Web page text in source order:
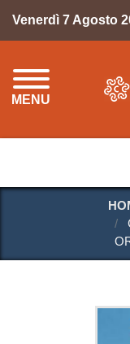
Venerdì 7 Agosto
MENU